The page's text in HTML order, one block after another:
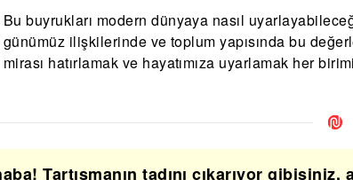
Bu buyrukları modern dünyaya nasıl
günümüz ilişkilerinde ve toplum yapısında bu
mirası hatırlamak ve hayatımıza uyarlamak her
Tartışmanın tadını çıkarıyor